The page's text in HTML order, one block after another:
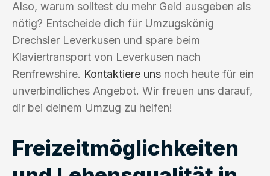
Also, warum solltest du mehr Geld ausgeben als
nötig? Entscheide dich für Umzugskönig
Drechsler Leverkusen und spare beim
Klaviertransport von Leverkusen nach
Renfrewshire. Kontaktiere uns noch heute für ein
unverbindliches Angebot. Wir freuen uns darauf,
dir bei deinem Umzug zu helfen!
Freizeitmöglichkeiten